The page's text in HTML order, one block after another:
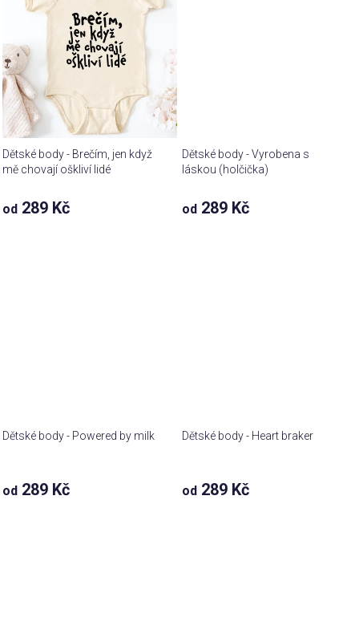
Dětské body - Brečím, jen když
mě chovají oškliví lidé
od 289 Kč
Dětské body - Vyrobena s
láskou (holčička)
od 289 Kč
Dětské body - Powered by milk
od 289 Kč
Dětské body - Heart braker
od 289 Kč